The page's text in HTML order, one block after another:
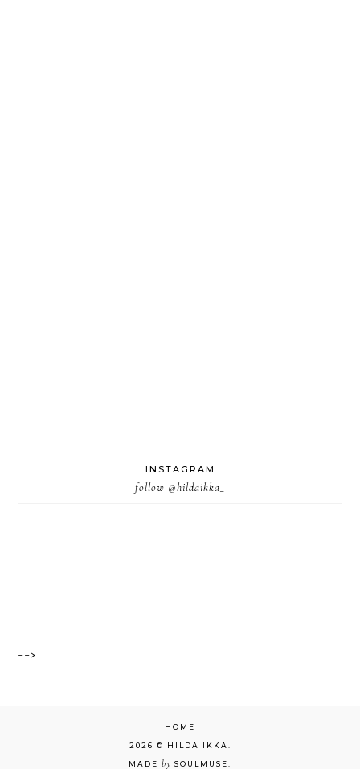
INSTAGRAM
follow @hildaikka_
-->
HOME
2026 © HILDA IKKA.
MADE by SOULMUSE.